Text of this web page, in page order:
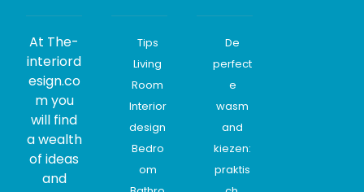
At The-
interiord
esign.co
m you
will find
a wealth
of ideas
and
Tips
Living
Room
Interior
design
Bedro
om
De
perfect
e
wasm
and
kiezen:
praktis